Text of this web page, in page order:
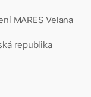
MARES Velana
republika